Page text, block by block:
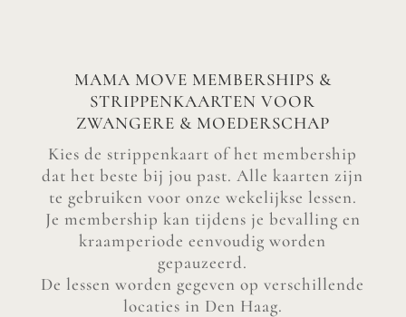
MAMA MOVE MEMBERSHIPS &
STRIPPENKAARTEN VOOR
ZWANGERE & MOEDERSCHAP
Kies de strippenkaart of het membership
dat het beste bij jou past. Alle kaarten zijn
te gebruiken voor onze wekelijkse lessen.
Je membership kan tijdens je bevalling en
kraamperiode eenvoudig worden
gepauzeerd.
De lessen worden gegeven op verschillende
locaties in Den Haag.